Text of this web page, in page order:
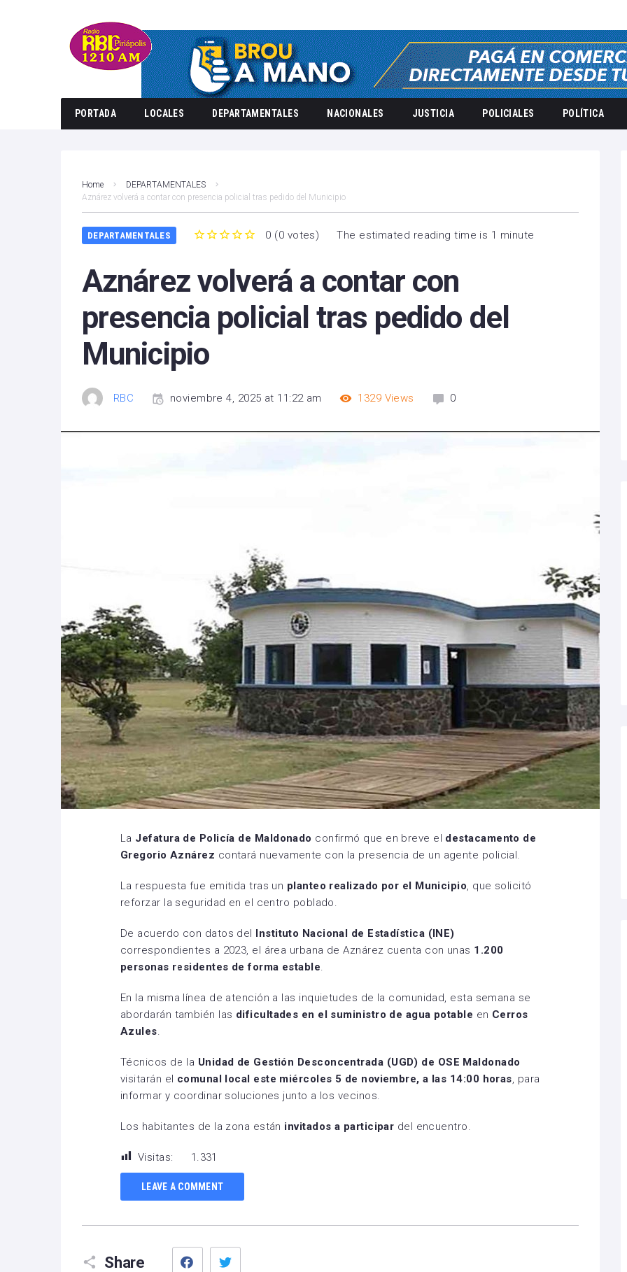
PORTADA LOCALES DEPARTAMENTALES NACIONALES JUSTICIA POLICIALES POLÍTICA
Home
DEPARTAMENTALES
Aznárez volverá a contar con presencia policial tras pedido del Municipio
DEPARTAMENTALES 0 (0 votes) The estimated reading time is 1 minute
Aznárez volverá a contar con
presencia policial tras pedido del
Municipio
RBC noviembre 4, 2025 at 11:22 am 1329 Views 0
La Jefatura de Policía de Maldonado confirmó que en breve el destacamento de
Gregorio Aznárez contará nuevamente con la presencia de un agente policial.
La respuesta fue emitida tras un planteo realizado por el Municipio, que solicitó
reforzar la seguridad en el centro poblado.
De acuerdo con datos del Instituto Nacional de Estadística (INE)
correspondientes a 2023, el área urbana de Aznárez cuenta con unas 1.200
personas residentes de forma estable.
En la misma línea de atención a las inquietudes de la comunidad, esta semana se
abordarán también las dificultades en el suministro de agua potable en Cerros
Azules.
Técnicos de la Unidad de Gestión Desconcentrada (UGD) de OSE Maldonado
visitarán el comunal local este miércoles 5 de noviembre, a las 14:00 horas, para
informar y coordinar soluciones junto a los vecinos.
Los habitantes de la zona están invitados a participar del encuentro.
Visitas: 1.331
LEAVE A COMMENT
Share
Facebook